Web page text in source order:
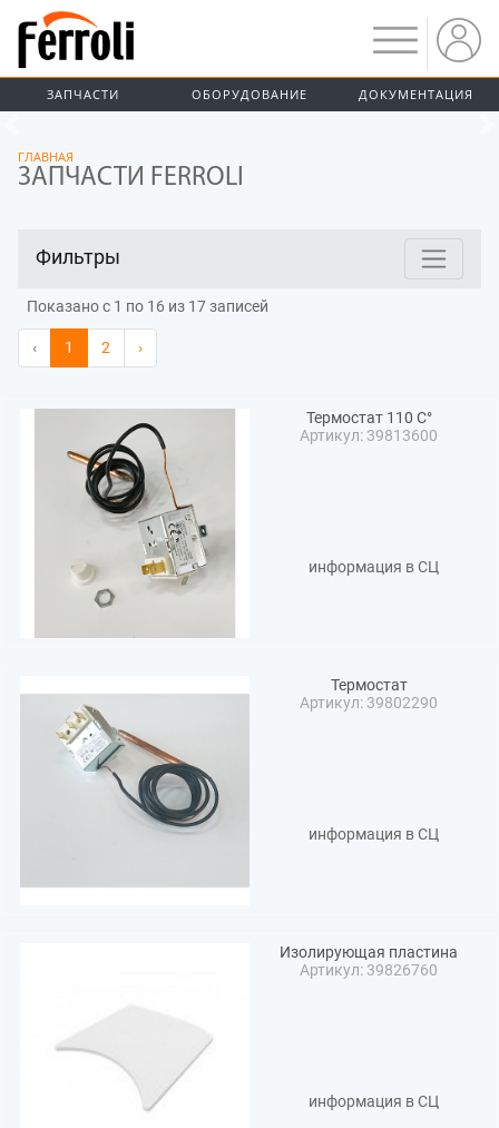
ЗАПЧАСТИ ОБОРУДОВАНИЕ ДОКУМЕНТАЦИЯ
ГЛАВНАЯ
ЗАПЧАСТИ FERROLI
Фильтры
Показано с 1 по 16 из 17 записей
‹ 1 2 ›
Термостат 110 C°
Артикул: 39813600
информация в СЦ
Термостат
Артикул: 39802290
информация в СЦ
Изолирующая пластина
Артикул: 39826760
информация в СЦ